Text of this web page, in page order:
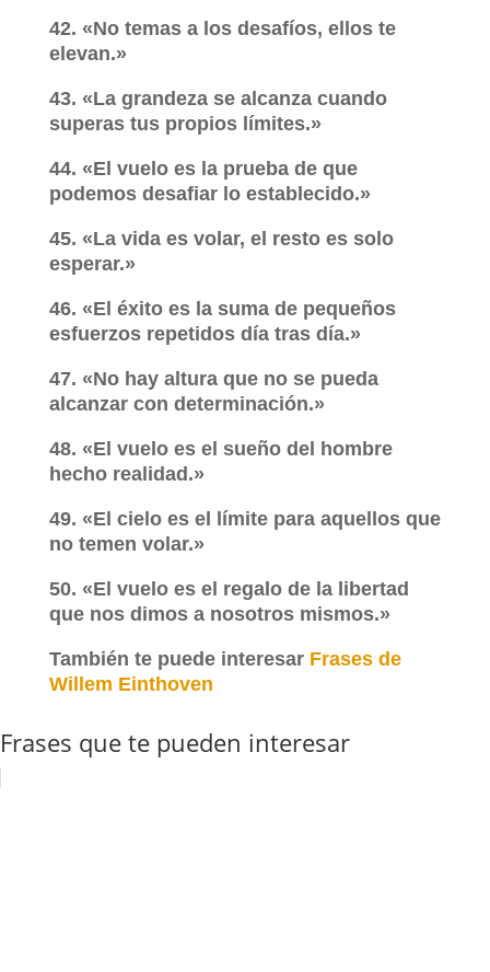
42. «No temas a los desafíos, ellos te
elevan.»
43. «La grandeza se alcanza cuando
superas tus propios límites.»
44. «El vuelo es la prueba de que
podemos desafiar lo establecido.»
45. «La vida es volar, el resto es solo
esperar.»
46. «El éxito es la suma de pequeños
esfuerzos repetidos día tras día.»
47. «No hay altura que no se pueda
alcanzar con determinación.»
48. «El vuelo es el sueño del hombre
hecho realidad.»
49. «El cielo es el límite para aquellos que
no temen volar.»
50. «El vuelo es el regalo de la libertad
que nos dimos a nosotros mismos.»
También te puede interesar Frases de
Willem Einthoven
Frases que te pueden interesar